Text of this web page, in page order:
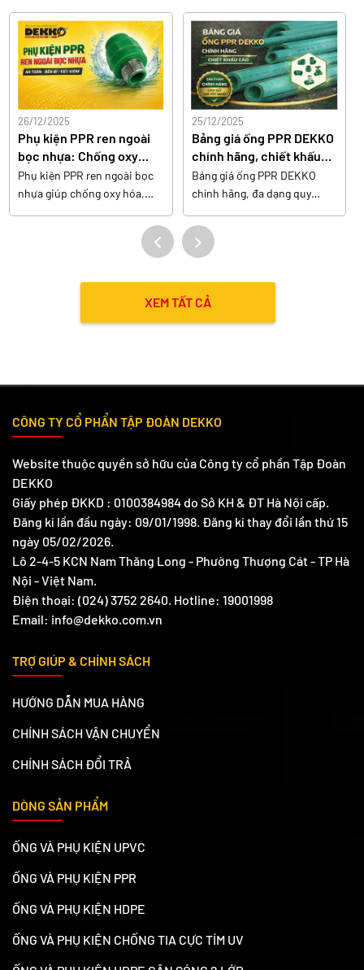
26/12/2025
Phụ kiện PPR ren ngoài
bọc nhựa: Chống oxy
hóa, bảo vệ nước sạch
Phụ kiện PPR ren ngoài bọc
nhựa giúp chống oxy hóa,
vệ chất lượng nước và tăng
25/12/2025
Bảng giá ống PPR DEKKO
chính hãng, chiết khấu
cao
Bảng giá ống PPR DEKKO
chính hãng, đa dạng quy
khấu hấp dẫn cho đại lý và
công trình.
XEM TẤT CẢ
CÔNG TY CỔ PHẨN TẬP ĐOÀN DEKKO
Website thuộc quyền sở hữu của Công ty cổ phần Tập Đoàn
DEKKO
Giấy phép ĐKKD : 0100384984 do Sở KH & ĐT Hà Nội cấp.
Đăng kí lần đầu ngày: 09/01/1998. Đăng kí thay đổi lần thứ 15
ngày 05/02/2026.
Lô 2-4-5 KCN Nam Thăng Long - Phường Thượng Cát - TP Hà
Nội - Việt Nam.
Điện thoại: (024) 3752 2640. Hotline: 19001998
Email: info@dekko.com.vn
TRỢ GIÚP & CHÍNH SÁCH
HƯỚNG DẪN MUA HÀNG
CHÍNH SÁCH VẬN CHUYỂN
CHÍNH SÁCH ĐỔI TRẢ
DÒNG SẢN PHẨM
ỐNG VÀ PHỤ KIỆN UPVC
ỐNG VÀ PHỤ KIỆN PPR
ỐNG VÀ PHỤ KIỆN HDPE
ỐNG VÀ PHỤ KIỆN CHỐNG TIA CỰC TÍM UV